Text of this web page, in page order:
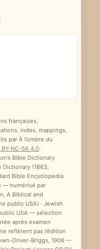
françaises,
index, mappings,
par À l’ombre du
BY-NC-SA 4.0.
Bible Dictionary
Dictionary (1863,
Bible Encyclopedia
— numérisé par
A Biblical and
public USA) · Jewish
USA — sélection
après examen
reflètent pas l’édition
Driver-Briggs, 1906 —